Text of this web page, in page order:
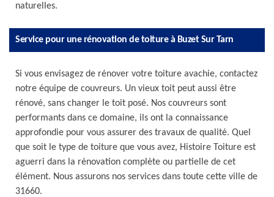
naturelles.
Service pour une rénovation de toiture à Buzet Sur Tarn
Si vous envisagez de rénover votre toiture avachie, contactez
notre équipe de couvreurs. Un vieux toit peut aussi être
rénové, sans changer le toit posé. Nos couvreurs sont
performants dans ce domaine, ils ont la connaissance
approfondie pour vous assurer des travaux de qualité. Quel
que soit le type de toiture que vous avez, Histoire Toiture est
aguerri dans la rénovation complète ou partielle de cet
élément. Nous assurons nos services dans toute cette ville de
31660.